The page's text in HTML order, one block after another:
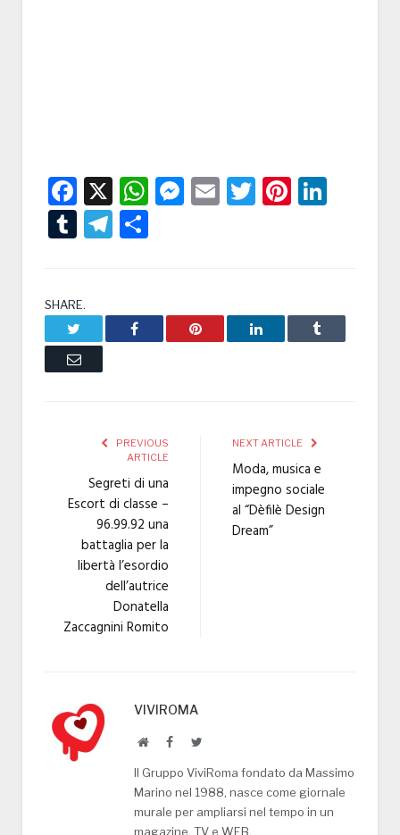
Facebook
X WhatsApp
Messenger
EmailTwitter
TumblrTelegram
SHARE.
Facebook Pinterest LinkedIn Tumblr
Email
PREVIOUS
ARTICLE
Segreti di una
Escort di classe –
96.99.92 una
battaglia per la
libertà l’esordio
dell’autrice
Donatella
Zaccagnini Romito
NEXT ARTICLE
Moda, musica e
impegno sociale
al “Dèfilè Design
Dream”
VIVIROMA
WebsiteFacebookTwitter
Il Gruppo ViviRoma fondato da Massimo
Marino nel 1988, nasce come giornale
murale per ampliarsi nel tempo in un
magazine, TV e WEB.